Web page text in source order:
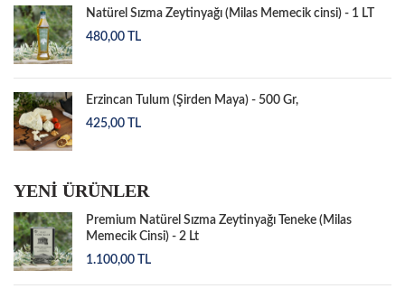
Natürel Sızma Zeytinyağı (Milas Memecik cinsi) - 1 LT
480,00
TL
Erzincan Tulum (Şirden Maya) - 500 Gr,
425,00
TL
YENİ ÜRÜNLER
Premium Natürel Sızma Zeytinyağı Teneke (Milas
Memecik Cinsi) - 2 Lt
1.100,00
TL